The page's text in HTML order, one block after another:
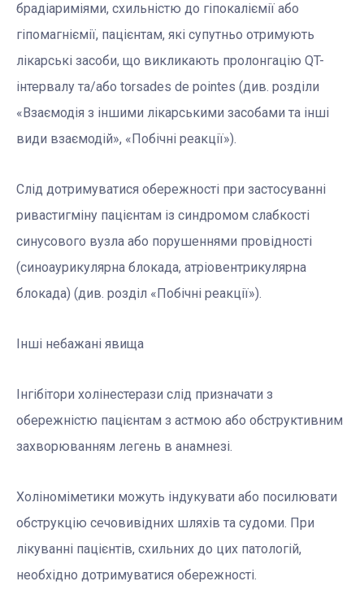
брадіариміями, схильністю до гіпокаліємії або
гіпомагніємії, пацієнтам, які супутньо отримують
лікарські засоби, що викликають пролонгацію QT-
інтервалу та/або torsades de pointes (див. розділи
«Взаємодія з іншими лікарськими засобами та інші
види взаємодій», «Побічні реакції»).
Слід дотримуватися обережності при застосуванні
ривастигміну пацієнтам із синдромом слабкості
синусового вузла або порушеннями провідності
(синоаурикулярна блокада, атріовентрикулярна
блокада) (див. розділ «Побічні реакції»).
Інші небажані явища
Інгібітори холінестерази слід призначати з
обережністю пацієнтам з астмою або обструктивним
захворюванням легень в анамнезі.
Холіноміметики можуть індукувати або посилювати
обструкцію сечовивідних шляхів та судоми. При
лікуванні пацієнтів, схильних до цих патологій,
необхідно дотримуватися обережності.